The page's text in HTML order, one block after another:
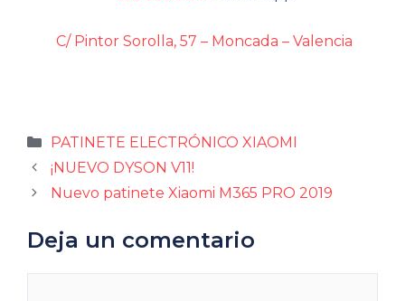
C/ Pintor Sorolla, 57 – Moncada – Valencia
Categorías
PATINETE ELECTRÓNICO XIAOMI
¡NUEVO DYSON V11!
Nuevo patinete Xiaomi M365 PRO 2019
Deja un comentario